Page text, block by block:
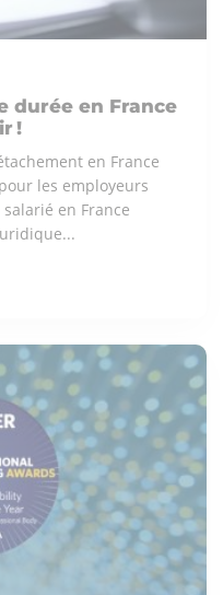
durée en France
!
en France
les employeurs
en France